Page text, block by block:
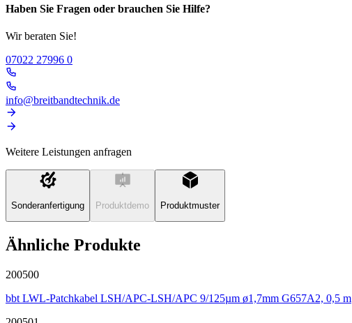
Haben Sie Fragen oder brauchen Sie Hilfe?
Wir beraten Sie!
07022 27996 0
info@breitbandtechnik.de
Weitere Leistungen anfragen
Sonderanfertigung Produktdemo Produktmuster
Ähnliche Produkte
200500
bbt LWL-Patchkabel LSH/APC-LSH/APC 9/125µm ø1,7mm G657A2, 0,5 m